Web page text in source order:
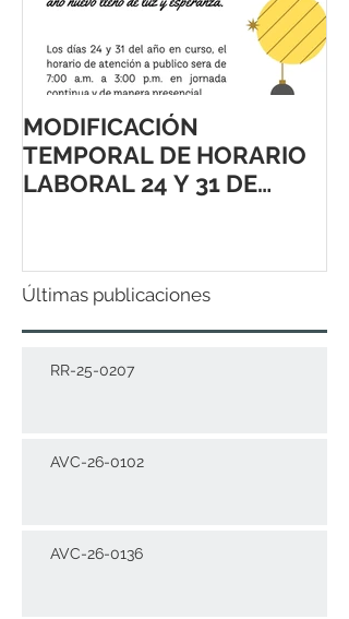
MODIFICACIÓN
TEMPORAL DE HORARIO
LABORAL 24 Y 31 DE
Últimas publicaciones
RR-25-0207
AVC-26-0102
AVC-26-0136